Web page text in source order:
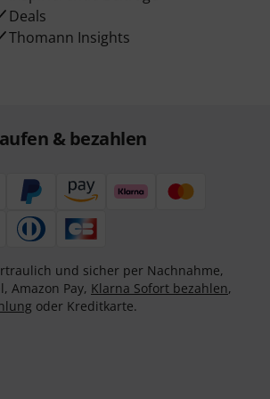
Deals
Thomann Insights
& bezahlen
und sicher per Nachnahme,
Amazon Pay, Klarna Sofort bezahlen,
oder Kreditkarte.